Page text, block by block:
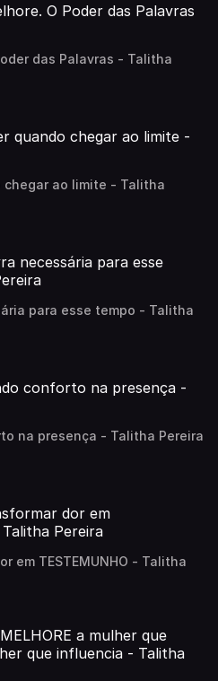
pensava que nunca mais
O Poder das Palavras
das Palavras - Talitha
quando chegar ao limite -
chegar ao limite - Talitha
necessária para esse
para esse tempo - Talitha
conforto na presença -
na presença - Talitha Pereira
dor em
Pereira
em TESTEMUNHO - Talitha
a mulher que
que influencia - Talitha